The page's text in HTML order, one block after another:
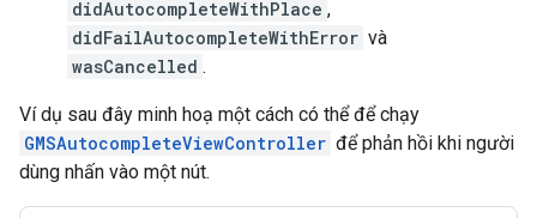
didAutocompleteWithPlace ,
didFailAutocompleteWithError và
wasCancelled .
Ví dụ sau đây minh hoạ một cách có thể để chạy
GMSAutocompleteViewController để phản hồi khi người
dùng nhấn vào một nút.